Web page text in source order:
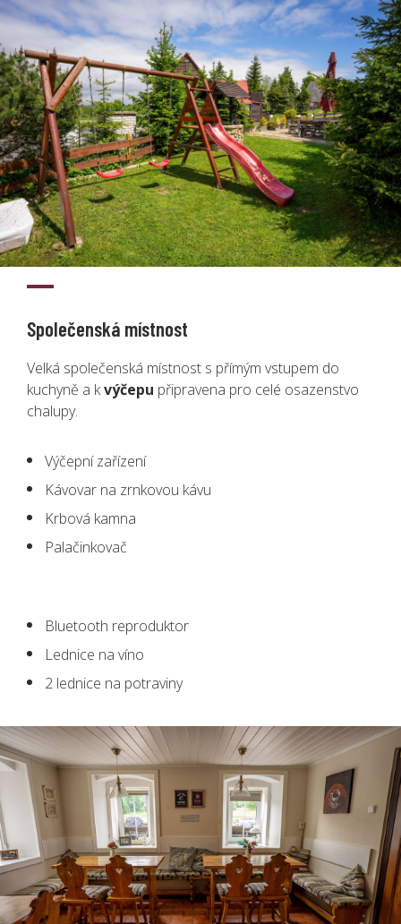
Společenská místnost
Velká společenská místnost s přímým vstupem do
kuchyně a kvýčepu připravena pro celé osazenstvo
chalupy.
Výčepní zařízení
Kávovar na zrnkovou kávu
Krbová kamna
Palačinkovač
Bluetooth reproduktor
Lednice na víno
2 lednice na potraviny